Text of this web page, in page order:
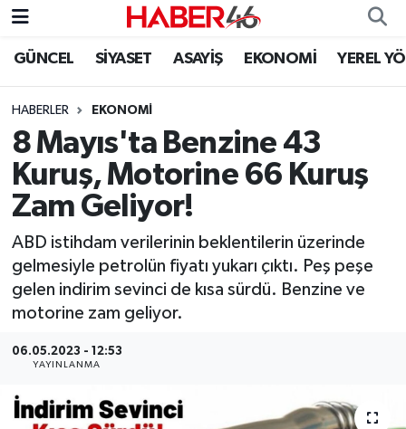
GÜNCEL SİYASET ASAYİŞ EKONOMİ YEREL
HABERLER EKONOMI
8 Mayıs'ta Benzine 43
Kuruş, Motorine 66 Kuruş
Zam Geliyor!
ABD istihdam verilerinin beklentilerin üzerinde
gelmesiyle petrolün fiyatı yukarı çıktı. Peş peşe
gelen indirim sevinci de kısa sürdü. Benzine ve
motorine zam geliyor.
06.05.2023 - 12:53
YAYINLANMA
GÜNCEL
SİYASET
EKONOMİ
SPOR
YAŞAM
TEKNOLOJİ
SAĞLIK
Nöbetçi Eczaneler
Hava Durumu
Kahramanmaraş Namaz Vakitleri
Trafik Durumu
Süper Lig Puan Durumu ve Fikstür
Tüm Manşetler
Son Dakika Haberleri